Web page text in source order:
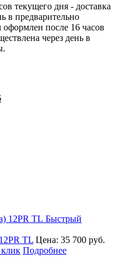
текущего дня - доставка
в предварительно
после 16 часов
через день в
Быстрый
TL Цена: 35 700 руб.
Подробнее